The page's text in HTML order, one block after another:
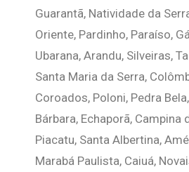
Guarantã, Natividade da
Oriente, Pardinho, Paraíso,
Ubarana, Arandu, Silveiras,
Santa Maria da Serra,
Coroados, Poloni, Pedra
Bárbara, Echaporã, Campina
Piacatu, Santa Albertina,
Marabá Paulista, Caiuá,